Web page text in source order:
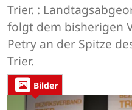
Trier. :
folgt dem bisherigen
Petry an der Spitze
Trier.
Bilder